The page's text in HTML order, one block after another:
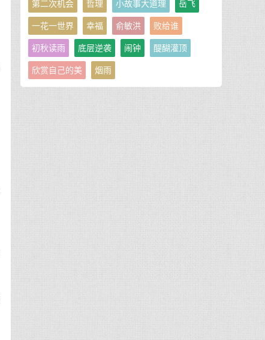
第二次机会 哲理 小故事大道理 岳飞
一花一世界 幸福 俞敏洪 败给谁
初秋读雨 底层逆袭 闹钟 醍醐灌顶
欣赏自己的美 烟雨